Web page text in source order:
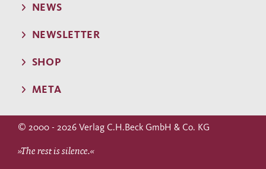
NEWS
NEWSLETTER
SHOP
META
© 2000 - 2026 Verlag C.H.Beck GmbH & Co. KG
»The rest is silence.«